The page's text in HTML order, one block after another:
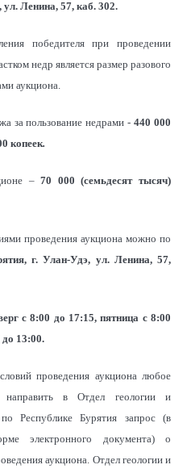
Ленина, 57, каб. 302.
победителя при проведении
недр является размер разового
аукциона.
за пользование недрами - 440 000
копеек.
–70 000 (семьдесят тысяч)
проведения аукциона можно по
г. Улан-Удэ, ул. Ленина, 57,
с 8:00 до 17:15, пятница с 8:00
до 13:00.
проведения аукциона любое
направить в Отдел геологии и
Республике Бурятия запрос (в
электронного документа) о
аукциона. Отдел геологии и